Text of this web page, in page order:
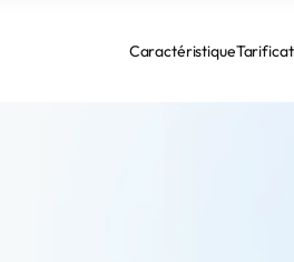
Caractéristique